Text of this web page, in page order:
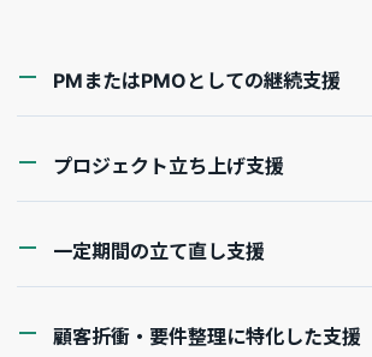
PMまたはPMOとしての継続支援
プロジェクト立ち上げ支援
一定期間の立て直し支援
顧客折衝・要件整理に特化した支援